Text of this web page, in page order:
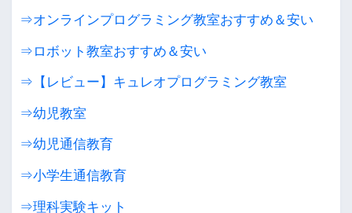
⇒オンラインプログラミング教室おすすめ＆安い
⇒ロボット教室おすすめ＆安い
⇒【レビュー】キュレオプログラミング教室
⇒幼児教室
⇒幼児通信教育
⇒小学生通信教育
⇒理科実験キット